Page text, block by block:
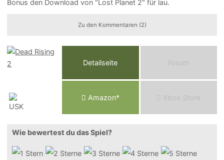
Bonus den Download von "Lost Planet 2" für lau.
Zu den Kommentaren (2)
Detailseite Forum
Amazon* Xbox Store
Wie bewertest du das Spiel?